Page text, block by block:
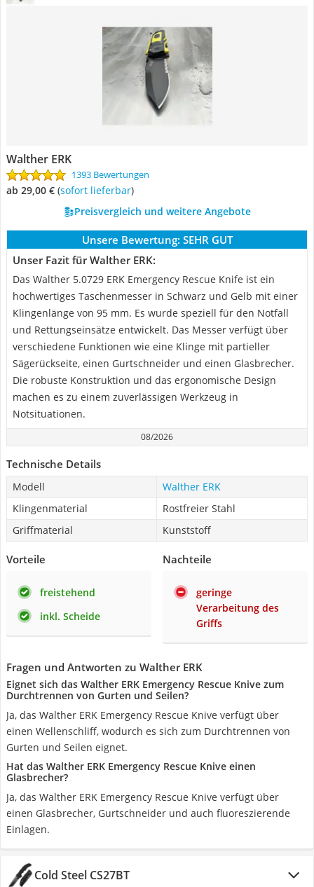
Walther ERK
1393 Bewertungen
ab 29,00 € ( Sofort lieferbar)
Preisvergleich und weitere Angebote
Unsere Bewertung: SEHR GUT
Unser Fazit für Walther ERK:
Das Walther 5.0729 ERK Emergency Rescue Knife ist ein
hochwertiges Taschenmesser in Schwarz und Gelb mit einer
Klingenlänge von 95 mm. Es wurde speziell für den Notfall
und Rettungseinsätze entwickelt. Das Messer verfügt über
verschiedene Funktionen wie eine Klinge mit partieller
Sägerückseite, einen Gurtschneider und einen Glasbrecher.
Die robuste Konstruktion und das ergonomische Design
machen es zu einem zuverlässigen Werkzeug in
Notsituationen.
08/2026
Technische Details
Modell
Walther ERK
Klingenmaterial
Rostfreier Stahl
Griffmaterial
Kunststoff
Vorteile
freistehend
inkl. Scheide
Nachteile
geringe
Verarbeitung des
Griffs
Fragen und Antworten zu Walther ERK
Eignet sich das Walther ERK Emergency Rescue Knive zum
Durchtrennen von Gurten und Seilen?
Ja, das Walther ERK Emergency Rescue Knive verfügt über
einen Wellenschliff, wodurch es sich zum Durchtrennen von
Gurten und Seilen eignet.
Hat das Walther ERK Emergency Rescue Knive einen
Glasbrecher?
Ja, das Walther ERK Emergency Rescue Knive verfügt über
einen Glasbrecher, Gurtschneider und auch fluoreszierende
Einlagen.
Cold Steel CS27BT